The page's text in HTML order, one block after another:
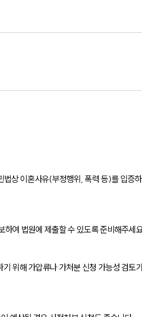
법상 이혼사유(부정행위, 폭력 등)를 입증하
여 법원에 제출할 수 있도록 준비해주세
위해 가압류나 가처분 신청 가능성 검토